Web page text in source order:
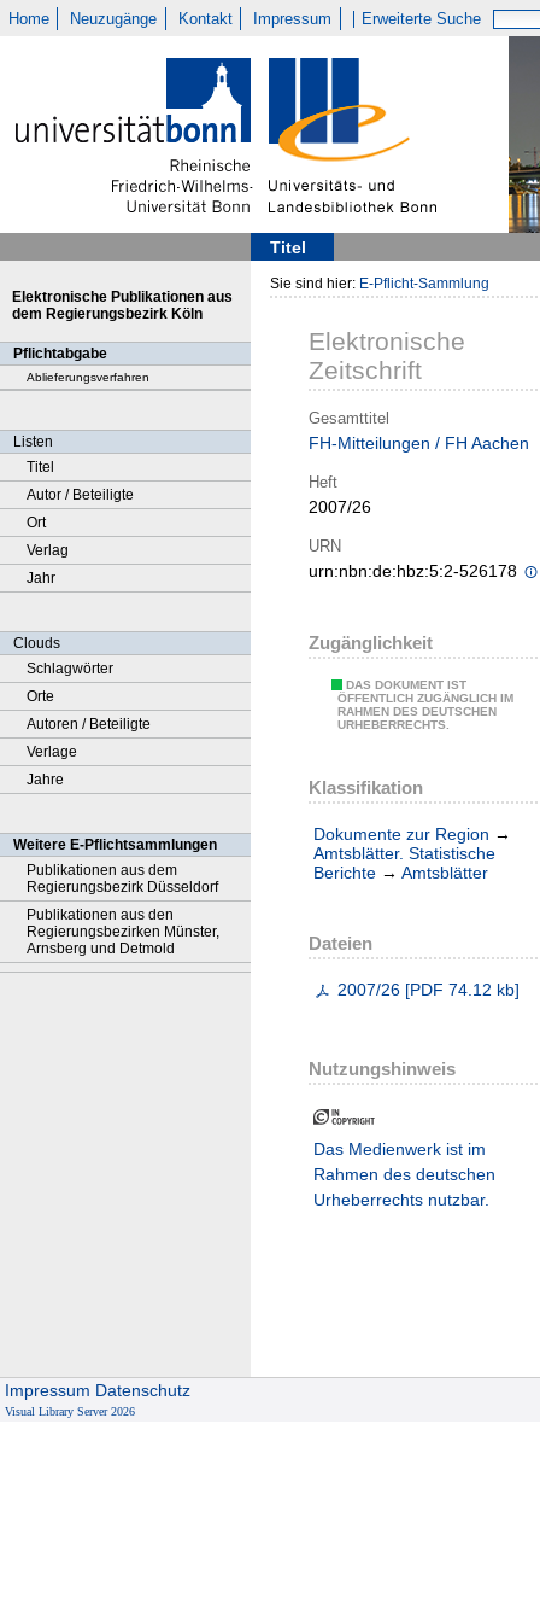
Home Neuzugänge Kontakt Impressum Erweiterte Suche
Titel
Elektronische Publikationen aus
dem Regierungsbezirk Köln
Pflichtabgabe
Ablieferungsverfahren
Listen
Titel
Autor / Beteiligte
Ort
Verlag
Jahr
Clouds
Schlagwörter
Orte
Autoren / Beteiligte
Verlage
Jahre
Weitere E-Pflichtsammlungen
Publikationen aus dem
Regierungsbezirk Düsseldorf
Publikationen aus den
Regierungsbezirken Münster,
Arnsberg und Detmold
Sie sind hier: E-Pflicht-Sammlung
Elektronische
Zeitschrift
Gesamttitel
FH-Mitteilungen / FH Aachen
Heft
2007/26
URN
urn:nbn:de:hbz:5:2-526178
Zugänglichkeit
DAS DOKUMENT IST
ÖFFENTLICH ZUGÄNGLICH IM
RAHMEN DES DEUTSCHEN
URHEBERRECHTS.
Klassifikation
Dokumente zur Region →
Amtsblätter. Statistische
Berichte → Amtsblätter
Dateien
2007/26 [PDF 74.12 kb]
Nutzungshinweis
Das Medienwerk ist im
Rahmen des deutschen
Urheberrechts nutzbar.
Impressum Datenschutz
Visual Library Server 2026